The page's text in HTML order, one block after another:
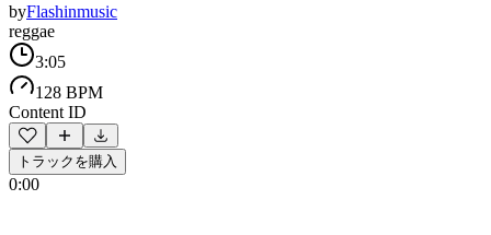
byFlashinmusic
reggae
3:05
128 BPM
Content ID
トラックを購入
0:00